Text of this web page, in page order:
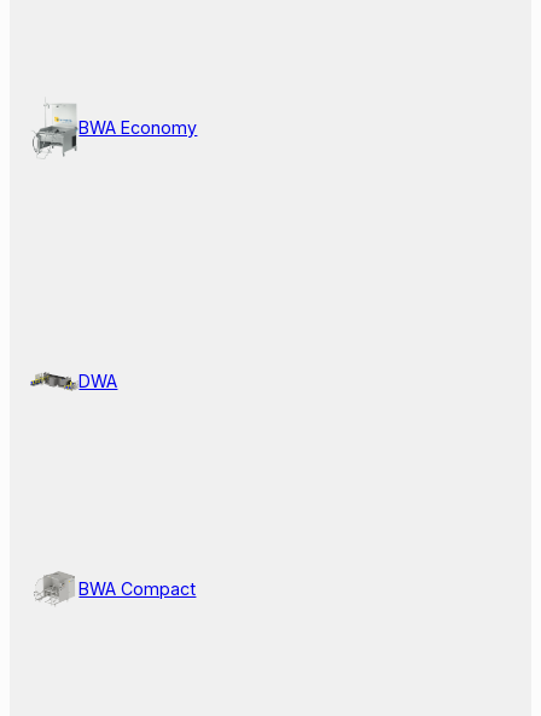
BWA Economy
DWA
BWA Compact